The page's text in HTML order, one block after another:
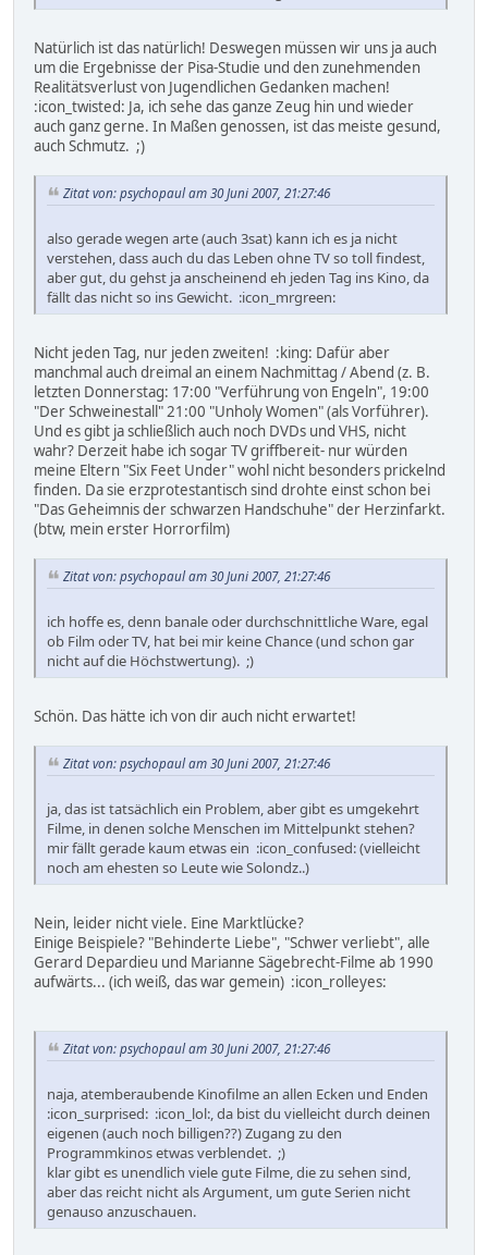
Natürlich ist das natürlich! Deswegen müssen wir uns ja auch
um die Ergebnisse der Pisa-Studie und den zunehmenden
Realitätsverlust von Jugendlichen Gedanken machen!
:icon_twisted: Ja, ich sehe das ganze Zeug hin und wieder
auch ganz gerne. In Maßen genossen, ist das meiste gesund,
auch Schmutz. ;)
Zitat von: psychopaul am 30 Juni 2007, 21:27:46
also gerade wegen arte (auch 3sat) kann ich es ja nicht
verstehen, dass auch du das Leben ohne TV so toll findest,
aber gut, du gehst ja anscheinend eh jeden Tag ins Kino, da
fällt das nicht so ins Gewicht. :icon_mrgreen:
Nicht jeden Tag, nur jeden zweiten! :king: Dafür aber
manchmal auch dreimal an einem Nachmittag / Abend (z. B.
letzten Donnerstag: 17:00 "Verführung von Engeln", 19:00
"Der Schweinestall" 21:00 "Unholy Women" (als Vorführer).
Und es gibt ja schließlich auch noch DVDs und VHS, nicht
wahr? Derzeit habe ich sogar TV griffbereit- nur würden
meine Eltern "Six Feet Under" wohl nicht besonders prickelnd
finden. Da sie erzprotestantisch sind drohte einst schon bei
"Das Geheimnis der schwarzen Handschuhe" der Herzinfarkt.
(btw, mein erster Horrorfilm)
Zitat von: psychopaul am 30 Juni 2007, 21:27:46
ich hoffe es, denn banale oder durchschnittliche Ware, egal
ob Film oder TV, hat bei mir keine Chance (und schon gar
nicht auf die Höchstwertung). ;)
Schön. Das hätte ich von dir auch nicht erwartet!
Zitat von: psychopaul am 30 Juni 2007, 21:27:46
ja, das ist tatsächlich ein Problem, aber gibt es umgekehrt
Filme, in denen solche Menschen im Mittelpunkt stehen?
mir fällt gerade kaum etwas ein :icon_confused: (vielleicht
noch am ehesten so Leute wie Solondz..)
Nein, leider nicht viele. Eine Marktlücke?
Einige Beispiele? "Behinderte Liebe", "Schwer verliebt", alle
Gerard Depardieu und Marianne Sägebrecht-Filme ab 1990
aufwärts... (ich weiß, das war gemein) :icon_rolleyes:
Zitat von: psychopaul am 30 Juni 2007, 21:27:46
naja, atemberaubende Kinofilme an allen Ecken und Enden
:icon_surprised: :icon_lol:, da bist du vielleicht durch deinen
eigenen (auch noch billigen??) Zugang zu den
Programmkinos etwas verblendet. ;)
klar gibt es unendlich viele gute Filme, die zu sehen sind,
aber das reicht nicht als Argument, um gute Serien nicht
genauso anzuschauen.